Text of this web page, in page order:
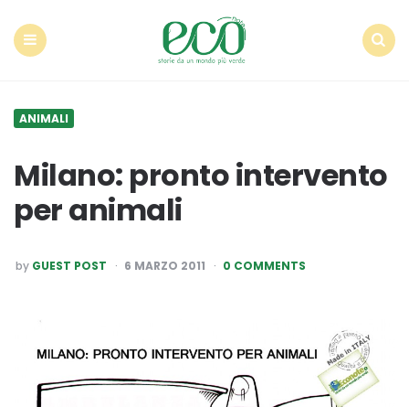
ANIMALI
Milano: pronto intervento
per animali
POSTED
BY
by GUEST POST 6 MARZO 2011 0 COMMENTS